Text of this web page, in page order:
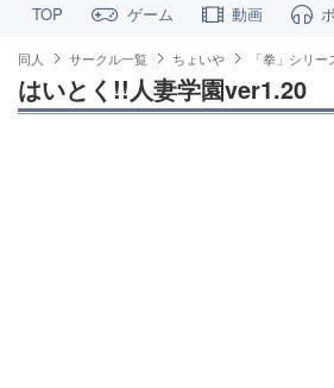
TOP ゲーム 動画
同人 サークル一覧 ちょいや 「拳」シリー
はいとく!!人妻学園ver1.20